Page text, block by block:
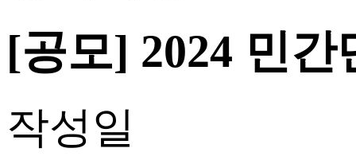
[공모] 2024 민
작성일